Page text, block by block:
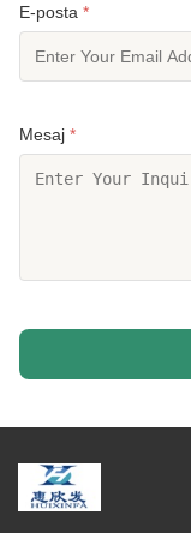
E-posta *
Mesaj *